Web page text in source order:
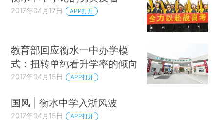
2017年04月17日 APP打开
教育部回应衡水一中办学模
式：扭转单纯看升学率的倾向
2017年04月15日 APP打开
国风 | 衡水中学入浙风波
2017年04月15日 APP打开